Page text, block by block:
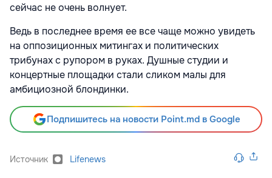
сейчас не очень волнует.
Ведь в последнее время ее все чаще можно увидеть
на оппозиционных митингах и политических
трибунах с рупором в руках. Душные студии и
концертные площадки стали сликом малы для
амбициозной блондинки.
Подпишитесь на новости Point.md в Google
Источник Lifenews